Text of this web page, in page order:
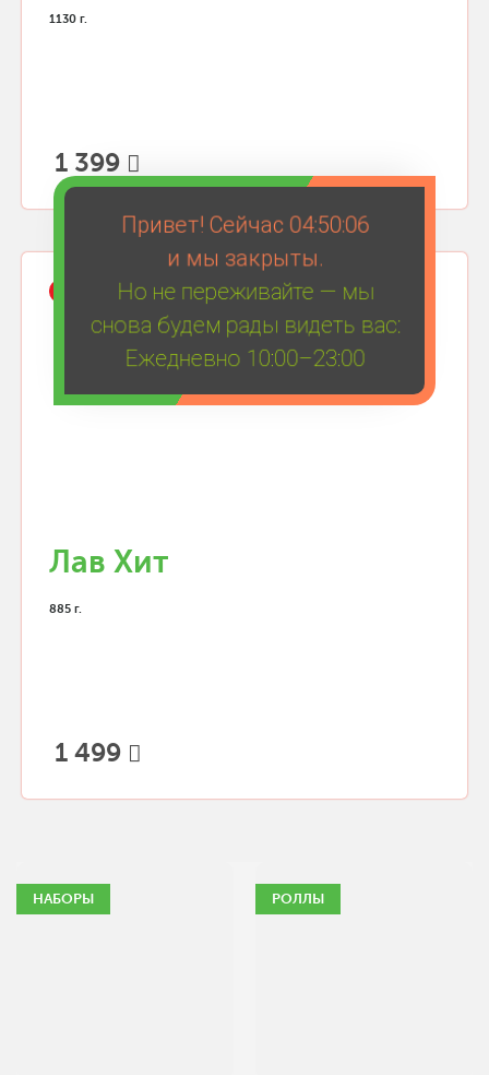
Привет! Сейчас 04:50:06
и мы закрыты.
Но не переживайте — мы
снова будем рады видеть вас:
Ежедневно 10:00–23:00
1130 г.
1 399
Лав Хит
885 г.
1 499
НАБОРЫ РОЛЛЫ